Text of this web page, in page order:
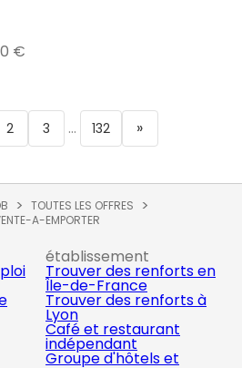
€
2 3 ... 132 »
TOUTES LES OFFRES
A-EMPORTER
établissement
Trouver des renforts en
Île-de-France
Trouver des renforts à
Lyon
Café et restaurant
indépendant
Groupe d'hôtels et